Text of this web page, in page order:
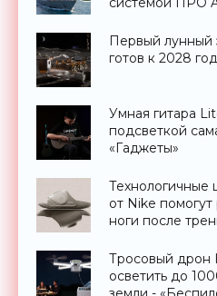
Первый лунный
готов к 2028
Умная гитара
подсветкой
«Гаджеты»
Технологичные
от Nike помогут
ноги после
Тросовый дрон
осветить до